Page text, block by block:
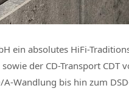
ein absolutes HiFi-
der CD-Transport CDT
Wandlung bis hin zum